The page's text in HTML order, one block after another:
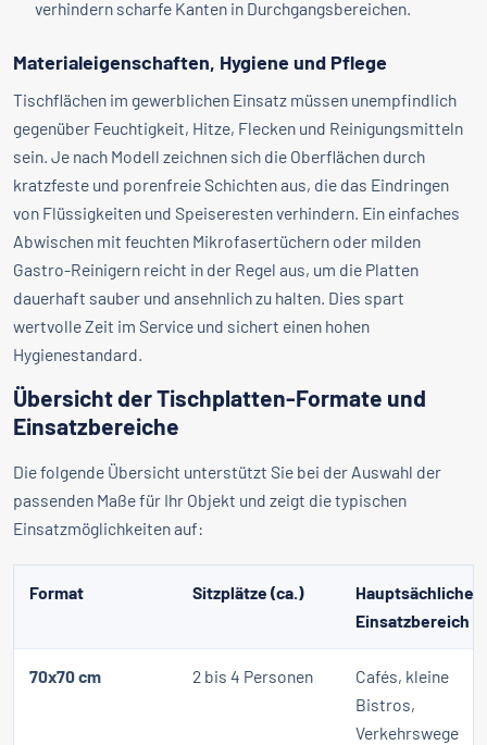
verhindern scharfe Kanten in Durchgangsbereichen.
Materialeigenschaften, Hygiene und Pflege
Tischflächen im gewerblichen Einsatz müssen unempfindlich
gegenüber Feuchtigkeit, Hitze, Flecken und Reinigungsmitteln
sein. Je nach Modell zeichnen sich die Oberflächen durch
kratzfeste und porenfreie Schichten aus, die das Eindringen
von Flüssigkeiten und Speiseresten verhindern. Ein einfaches
Abwischen mit feuchten Mikrofasertüchern oder milden
Gastro-Reinigern reicht in der Regel aus, um die Platten
dauerhaft sauber und ansehnlich zu halten. Dies spart
wertvolle Zeit im Service und sichert einen hohen
Hygienestandard.
Übersicht der Tischplatten-Formate und
Einsatzbereiche
Die folgende Übersicht unterstützt Sie bei der Auswahl der
passenden Maße für Ihr Objekt und zeigt die typischen
Einsatzmöglichkeiten auf:
Format Sitzplätze (ca.)
Hauptsächlicher
Einsatzbereich
70x70 cm 2 bis 4 Personen
Cafés, kleine
Bistros,
Verkehrswege